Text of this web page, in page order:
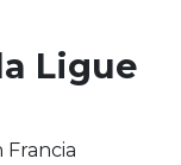
Ligue